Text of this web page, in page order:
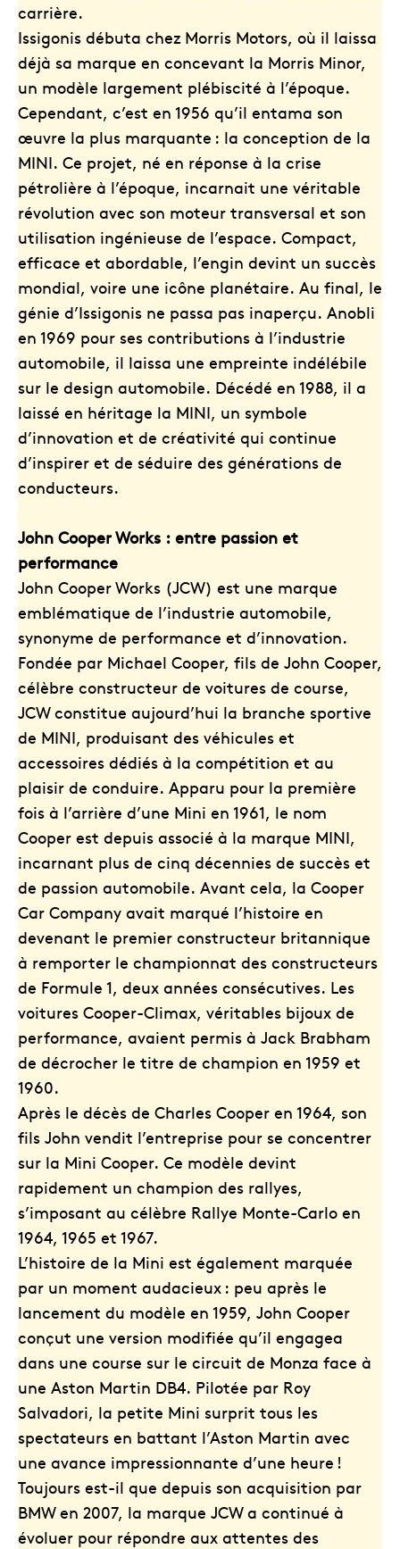
carrière.
Issigonis débuta chez Morris Motors, où il laissa
déjà sa marque en concevant la Morris Minor,
un modèle largement plébiscité à l’époque.
Cependant, c’est en 1956 qu’il entama son
œuvre la plus marquante : la conception de la
MINI. Ce projet, né en réponse à la crise
pétrolière à l’époque, incarnait une véritable
révolution avec son moteur transversal et son
utilisation ingénieuse de l’espace. Compact,
efficace et abordable, l’engin devint un succès
mondial, voire une icône planétaire. Au final, le
génie d’Issigonis ne passa pas inaperçu. Anobli
en 1969 pour ses contributions à l’industrie
automobile, il laissa une empreinte indélébile
sur le design automobile. Décédé en 1988, il a
laissé en héritage la MINI, un symbole
d’innovation et de créativité qui continue
d’inspirer et de séduire des générations de
conducteurs.
John Cooper Works : entre passion et
performance
John Cooper Works (JCW) est une marque
emblématique de l’industrie automobile,
synonyme de performance et d’innovation.
Fondée par Michael Cooper, fils de John Cooper,
célèbre constructeur de voitures de course,
JCW constitue aujourd’hui la branche sportive
de MINI, produisant des véhicules et
accessoires dédiés à la compétition et au
plaisir de conduire. Apparu pour la première
fois à l’arrière d’une Mini en 1961, le nom
Cooper est depuis associé à la marque MINI,
incarnant plus de cinq décennies de succès et
de passion automobile. Avant cela, la Cooper
Car Company avait marqué l’histoire en
devenant le premier constructeur britannique
à remporter le championnat des constructeurs
de Formule 1, deux années consécutives. Les
voitures Cooper-Climax, véritables bijoux de
performance, avaient permis à Jack Brabham
de décrocher le titre de champion en 1959 et
1960.
Après le décès de Charles Cooper en 1964, son
fils John vendit l’entreprise pour se concentrer
sur la Mini Cooper. Ce modèle devint
rapidement un champion des rallyes,
s’imposant au célèbre Rallye Monte-Carlo en
1964, 1965 et 1967.
L’histoire de la Mini est également marquée
par un moment audacieux : peu après le
lancement du modèle en 1959, John Cooper
conçut une version modifiée qu’il engagea
dans une course sur le circuit de Monza face à
une Aston Martin DB4. Pilotée par Roy
Salvadori, la petite Mini surprit tous les
spectateurs en battant l’Aston Martin avec
une avance impressionnante d’une heure !
Toujours est-il que depuis son acquisition par
BMW en 2007, la marque JCW a continué à
évoluer pour répondre aux attentes des